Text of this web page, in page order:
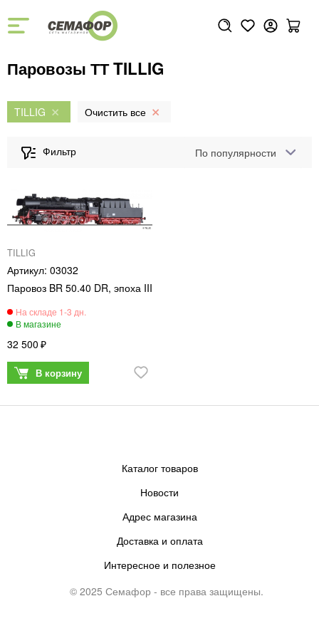
Паровозы ТТ TILLIG
TILLIG
По популярности
TILLIG
03032
Паровоз BR 50.40 DR, эпоха III
32 500
Каталог товаров
Новости
Адрес магазина
Доставка и оплата
Интересное и полезное
© 2025 Семафор - все права защищены.